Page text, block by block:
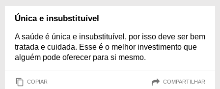
Única e insubstituível
A saúde é única e insubstituível, por isso deve ser bem
tratada e cuidada. Esse é o melhor investimento que
alguém pode oferecer para si mesmo.
COPIAR COMPARTILHAR